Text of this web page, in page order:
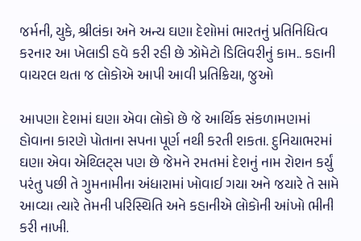
જર્મની, યુકે, શ્રીલંકા અને અન્ય ઘણા દેશોમાં ભારતનું પ્રતિનિધિત્વ
કરનાર આ ખેલાડી હવે કરી રહી છે ઝોમેટો ડિલિવરીનું કામ.. કહાની
વાયરલ થતા જ લોકોએ આપી આવી પ્રતિક્રિયા, જુઓ
આપણા દેશમાં ઘણા એવા લોકો છે જે આર્થિક સંકળામણમાં
હોવાના કારણે પોતાના સપના પૂર્ણ નથી કરતી શકતા. દુનિયાભરમાં
ઘણા એવા એથ્લિટ્સ પણ છે જેમને રમતમાં દેશનું નામ રોશન કર્યું
પરંતુ પછી તે ગુમનામીના અંધારામાં ખોવાઈ ગયા અને જયારે તે સામે
આવ્યા ત્યારે તેમની પરિસ્થિતિ અને કહાનીએ લોકોની આંખો ભીની
કરી નાખી.